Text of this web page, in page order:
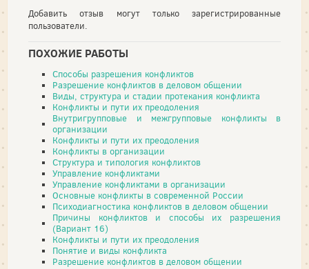
Добавить отзыв могут только зарегистрированные
пользователи.
ПОХОЖИЕ РАБОТЫ
Способы разрешения конфликтов
Разрешение конфликтов в деловом общении
Виды, структура и стадии протекания конфликта
Конфликты и пути их преодоления
Внутригрупповые и межгрупповые конфликты в
организации
Конфликты и пути их преодоления
Конфликты в организации
Структура и типология конфликтов
Управление конфликтами
Управление конфликтами в организации
Основные конфликты в современной России
Психодиагностика конфликтов в деловом общении
Причины конфликтов и способы их разрешения
(Вариант 16)
Конфликты и пути их преодоления
Понятие и виды конфликта
Разрешение конфликтов в деловом общении